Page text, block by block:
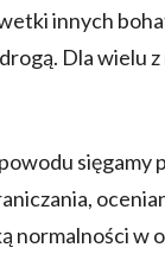
innych
Dla wielu
sięgamy
normalności